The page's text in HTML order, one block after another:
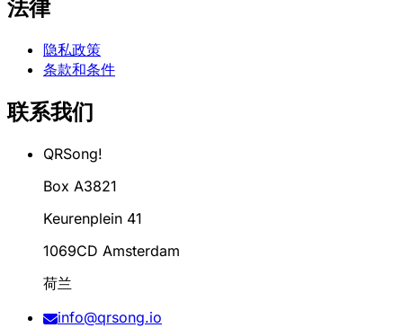
法律
隐私政策
条款和条件
联系我们
QRSong!
Box A3821
Keurenplein 41
1069CD Amsterdam
荷兰
info@qrsong.io